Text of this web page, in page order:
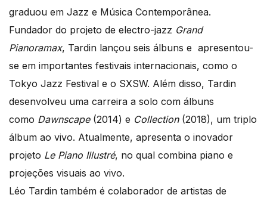
graduou em Jazz e Música Contemporânea.
Fundador do projeto de electro-jazz Grand
Pianoramax, Tardin lançou seis álbuns e apresentou-
se em importantes festivais internacionais, como o
Tokyo Jazz Festival e o SXSW. Além disso, Tardin
desenvolveu uma carreira a solo com álbuns
como Dawnscape(2014) e Collection(2018), um triplo
álbum ao vivo. Atualmente, apresenta o inovador
projeto Le Piano Illustré, no qual combina piano e
projeções visuais ao vivo.
Léo Tardin também é colaborador de artistas de